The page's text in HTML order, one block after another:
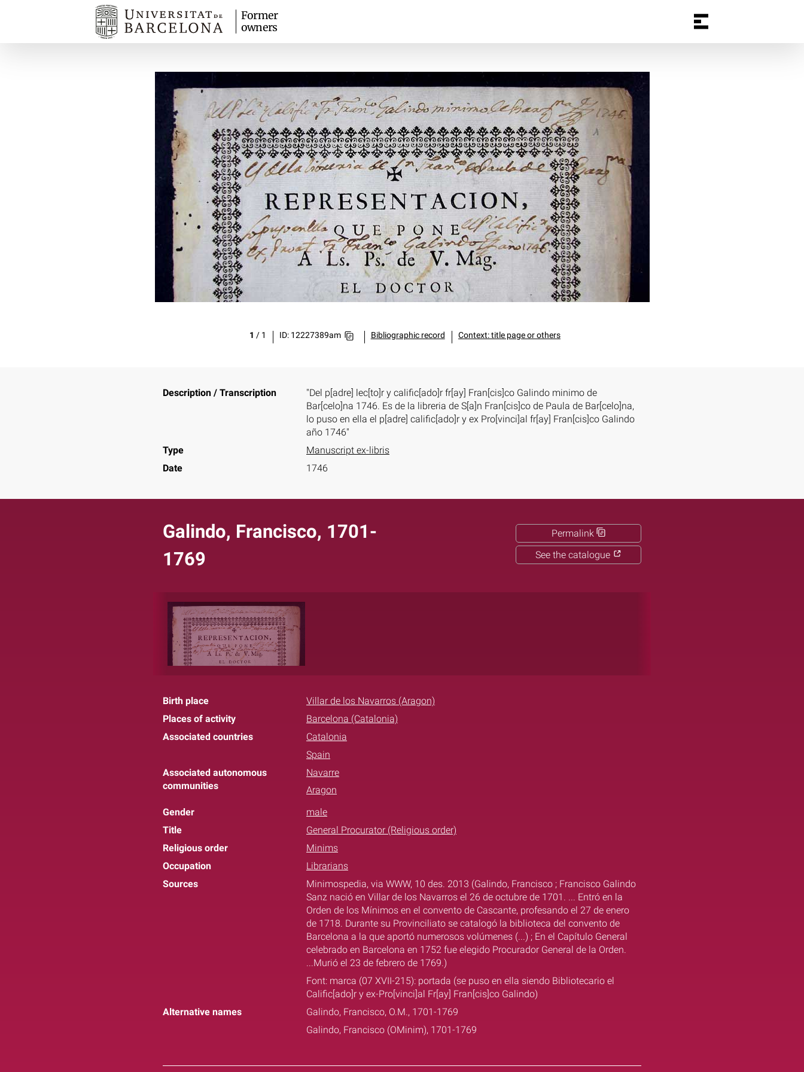
Former
owners
1 / 1 ID: 12227389am Bibliographic record Context: title page or others
Description / Transcription
"Del p[adre] lec[to]r y calific[ado]r fr[ay] Fran[cis]co Galindo minimo de
Bar[celo]na 1746. Es de la libreria de S[a]n Fran[cis]co de Paula de Bar[celo]na,
lo puso en ella el p[adre] calific[ado]r y ex Pro[vinci]al fr[ay] Fran[cis]co Galindo
año 1746"
Type
Manuscript ex-libris
Date
1746
Galindo, Francisco, 1701-
1769
Permalink
See the catalogue
Birth place
Villar de los Navarros (Aragon)
Places of activity
Barcelona (Catalonia)
Associated countries
Catalonia
Spain
Associated autonomous
communities
Navarre
Aragon
Gender
male
Title
General Procurator (Religious order)
Religious order
Minims
Occupation
Librarians
Sources
Minimospedia, via WWW, 10 des. 2013 (Galindo, Francisco ; Francisco Galindo
Sanz nació en Villar de los Navarros el 26 de octubre de 1701. ... Entró en la
Orden de los Mínimos en el convento de Cascante, profesando el 27 de enero
de 1718. Durante su Provinciliato se catalogó la biblioteca del convento de
Barcelona a la que aportó numerosos volúmenes (...) ; En el Capítulo General
celebrado en Barcelona en 1752 fue elegido Procurador General de la Orden.
...Murió el 23 de febrero de 1769.)
Font: marca (07 XVII-215): portada (se puso en ella siendo Bibliotecario el
Calific[ado]r y ex-Pro[vinci]al Fr[ay] Fran[cis]co Galindo)
Alternative names
Galindo, Francisco, O.M., 1701-1769
Galindo, Francisco (OMinim), 1701-1769